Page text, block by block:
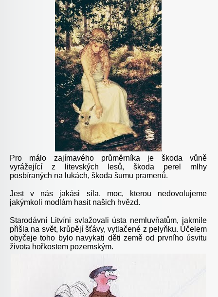
Pro málo zajímavého průměrníka je škoda vůně
vyrážející z litevských lesů, škoda perel mlhy
posbíraných na lukách, škoda šumu pramenů.
Jest v nás jakási síla, moc, kterou nedovolujeme
jakýmkoli modlám hasit našich hvězd.
Starodávní Litvíni svlažovali ústa nemluvňatům, jakmile
přišla na svět, krůpějí šťávy, vytlačené z pelyňku. Účelem
obyčeje toho bylo navykati děti země od prvního úsvitu
života hořkostem pozemským.